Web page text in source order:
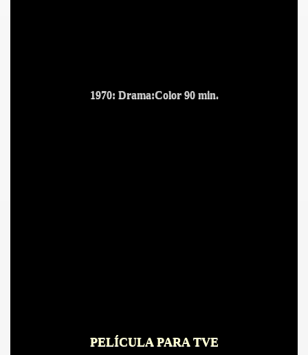
1970: Drama:Color 90 min.
PELÍCULA PARA TVE